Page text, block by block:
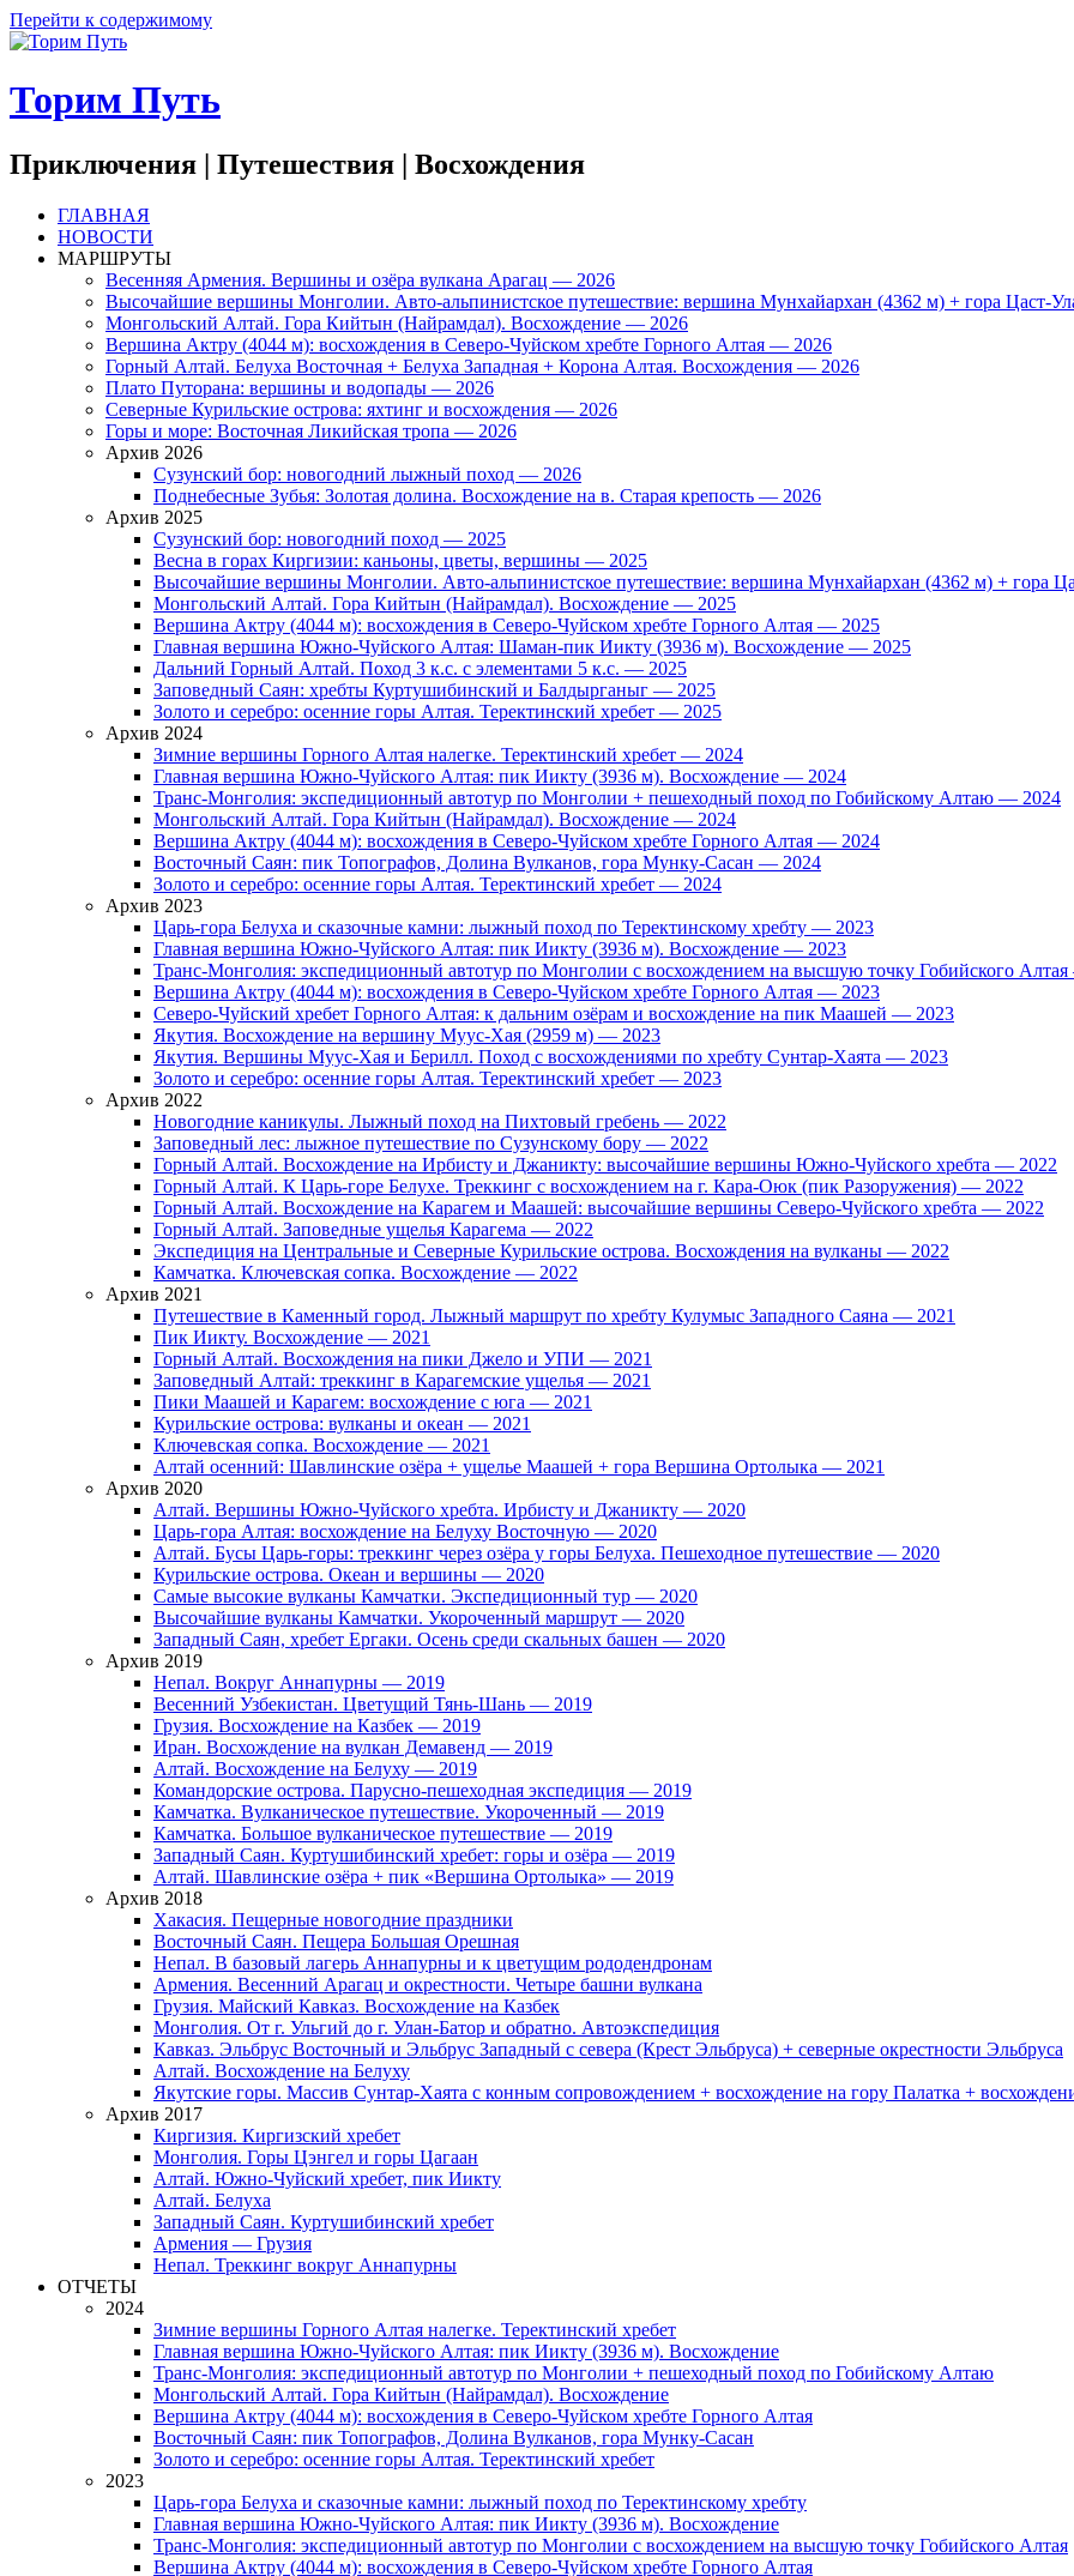
Перейти к содержимому
Торим Путь
Приключения | Путешествия | Восхождения
ГЛАВНАЯ
НОВОСТИ
МАРШРУТЫ
Весенняя Армения. Вершины и озёра вулкана Арагац — 2026
Высочайшие вершины Монголии. Авто-альпинистское путешествие: вершина Мунхайархан (4362 м) + гора Цаст-
Монгольский Алтай. Гора Кийтын (Найрамдал). Восхождение — 2026
Вершина Актру (4044 м): восхождения в Северо-Чуйском хребте Горного Алтая — 2026
Горный Алтай. Белуха Восточная + Белуха Западная + Корона Алтая. Восхождения — 2026
Плато Путорана: вершины и водопады — 2026
Северные Курильские острова: яхтинг и восхождения — 2026
Горы и море: Восточная Ликийская тропа — 2026
Архив 2026
Сузунский бор: новогодний лыжный поход — 2026
Поднебесные Зубья: Золотая долина. Восхождение на в. Старая крепость — 2026
Архив 2025
Сузунский бор: новогодний поход — 2025
Весна в горах Киргизии: каньоны, цветы, вершины — 2025
Высочайшие вершины Монголии. Авто-альпинистское путешествие: вершина Мунхайархан (4362 м) + гора
Монгольский Алтай. Гора Кийтын (Найрамдал). Восхождение — 2025
Вершина Актру (4044 м): восхождения в Северо-Чуйском хребте Горного Алтая — 2025
Главная вершина Южно-Чуйского Алтая: Шаман-пик Иикту (3936 м). Восхождение — 2025
Дальний Горный Алтай. Поход 3 к.с. с элементами 5 к.с. — 2025
Заповедный Саян: хребты Куртушибинский и Балдырганыг — 2025
Золото и серебро: осенние горы Алтая. Теректинский хребет — 2025
Архив 2024
Зимние вершины Горного Алтая налегке. Теректинский хребет — 2024
Главная вершина Южно-Чуйского Алтая: пик Иикту (3936 м). Восхождение — 2024
Транс-Монголия: экспедиционный автотур по Монголии + пешеходный поход по Гобийскому Алтаю — 2024
Монгольский Алтай. Гора Кийтын (Найрамдал). Восхождение — 2024
Вершина Актру (4044 м): восхождения в Северо-Чуйском хребте Горного Алтая — 2024
Восточный Саян: пик Топографов, Долина Вулканов, гора Мунку-Сасан — 2024
Золото и серебро: осенние горы Алтая. Теректинский хребет — 2024
Архив 2023
Царь-гора Белуха и сказочные камни: лыжный поход по Теректинскому хребту — 2023
Главная вершина Южно-Чуйского Алтая: пик Иикту (3936 м). Восхождение — 2023
Транс-Монголия: экспедиционный автотур по Монголии с восхождением на высшую точку Гобийского
Вершина Актру (4044 м): восхождения в Северо-Чуйском хребте Горного Алтая — 2023
Северо-Чуйский хребет Горного Алтая: к дальним озёрам и восхождение на пик Маашей — 2023
Якутия. Восхождение на вершину Муус-Хая (2959 м) — 2023
Якутия. Вершины Муус-Хая и Берилл. Поход с восхождениями по хребту Сунтар-Хаята — 2023
Золото и серебро: осенние горы Алтая. Теректинский хребет — 2023
Архив 2022
Новогодние каникулы. Лыжный поход на Пихтовый гребень — 2022
Заповедный лес: лыжное путешествие по Сузунскому бору — 2022
Горный Алтай. Восхождение на Ирбисту и Джаникту: высочайшие вершины Южно-Чуйского хребта — 2022
Горный Алтай. К Царь-горе Белухе. Треккинг с восхождением на г. Кара-Оюк (пик Разоружения) — 2022
Горный Алтай. Восхождение на Карагем и Маашей: высочайшие вершины Северо-Чуйского хребта — 2022
Горный Алтай. Заповедные ущелья Карагема — 2022
Экспедиция на Центральные и Северные Курильские острова. Восхождения на вулканы — 2022
Камчатка. Ключевская сопка. Восхождение — 2022
Архив 2021
Путешествие в Каменный город. Лыжный маршрут по хребту Кулумыс Западного Саяна — 2021
Пик Иикту. Восхождение — 2021
Горный Алтай. Восхождения на пики Джело и УПИ — 2021
Заповедный Алтай: треккинг в Карагемские ущелья — 2021
Пики Маашей и Карагем: восхождение с юга — 2021
Курильские острова: вулканы и океан — 2021
Ключевская сопка. Восхождение — 2021
Алтай осенний: Шавлинские озёра + ущелье Маашей + гора Вершина Ортолыка — 2021
Архив 2020
Алтай. Вершины Южно-Чуйского хребта. Ирбисту и Джаникту — 2020
Царь-гора Алтая: восхождение на Белуху Восточную — 2020
Алтай. Бусы Царь-горы: треккинг через озёра у горы Белуха. Пешеходное путешествие — 2020
Курильские острова. Океан и вершины — 2020
Самые высокие вулканы Камчатки. Экспедиционный тур — 2020
Высочайшие вулканы Камчатки. Укороченный маршрут — 2020
Западный Саян, хребет Ергаки. Осень среди скальных башен — 2020
Архив 2019
Непал. Вокруг Аннапурны — 2019
Весенний Узбекистан. Цветущий Тянь-Шань — 2019
Грузия. Восхождение на Казбек — 2019
Иран. Восхождение на вулкан Демавенд — 2019
Алтай. Восхождение на Белуху — 2019
Командорские острова. Парусно-пешеходная экспедиция — 2019
Камчатка. Вулканическое путешествие. Укороченный — 2019
Камчатка. Большое вулканическое путешествие — 2019
Западный Саян. Куртушибинский хребет: горы и озёра — 2019
Алтай. Шавлинские озёра + пик «Вершина Ортолыка» — 2019
Архив 2018
Хакасия. Пещерные новогодние праздники
Восточный Саян. Пещера Большая Орешная
Непал. В базовый лагерь Аннапурны и к цветущим рододендронам
Армения. Весенний Арагац и окрестности. Четыре башни вулкана
Грузия. Майский Кавказ. Восхождение на Казбек
Монголия. От г. Ульгий до г. Улан-Батор и обратно. Автоэкспедиция
Кавказ. Эльбрус Восточный и Эльбрус Западный с севера (Крест Эльбруса) + северные окрестности Эльбруса
Алтай. Восхождение на Белуху
Якутские горы. Массив Сунтар-Хаята с конным сопровождением + восхождение на гору Палатка +
Архив 2017
Киргизия. Киргизский хребет
Монголия. Горы Цэнгел и горы Цагаан
Алтай. Южно-Чуйский хребет, пик Иикту
Алтай. Белуха
Западный Саян. Куртушибинский хребет
Армения — Грузия
Непал. Треккинг вокруг Аннапурны
ОТЧЕТЫ
2024
Зимние вершины Горного Алтая налегке. Теректинский хребет
Главная вершина Южно-Чуйского Алтая: пик Иикту (3936 м). Восхождение
Транс-Монголия: экспедиционный автотур по Монголии + пешеходный поход по Гобийскому Алтаю
Монгольский Алтай. Гора Кийтын (Найрамдал). Восхождение
Вершина Актру (4044 м): восхождения в Северо-Чуйском хребте Горного Алтая
Восточный Саян: пик Топографов, Долина Вулканов, гора Мунку-Сасан
Золото и серебро: осенние горы Алтая. Теректинский хребет
2023
Царь-гора Белуха и сказочные камни: лыжный поход по Теректинскому хребту
Главная вершина Южно-Чуйского Алтая: пик Иикту (3936 м). Восхождение
Транс-Монголия: экспедиционный автотур по Монголии с восхождением на высшую точку Гобийского Алтая
Вершина Актру (4044 м): восхождения в Северо-Чуйском хребте Горного Алтая